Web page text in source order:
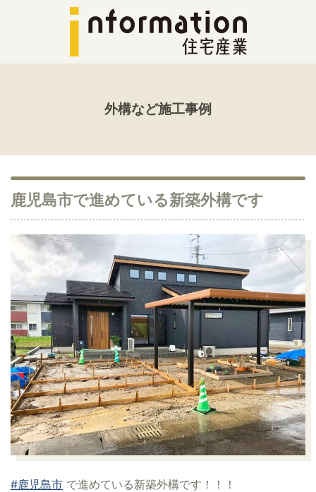
外構など施工事例
鹿児島市で進めている新築外構です
#鹿児島市 で進めている新築外構です！！！